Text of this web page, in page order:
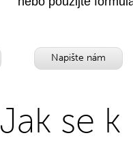
Napište nám
Jak se